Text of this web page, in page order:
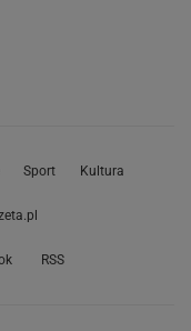
Sport Kultura
RSS